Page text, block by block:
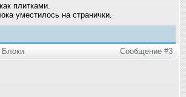
плитками.
уместилось на странички.
Блоки
Сообщение #3